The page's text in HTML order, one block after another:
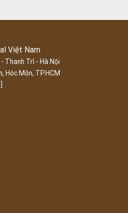
Việt Nam
Thanh Trì - Hà Nội
Hóc Môn, TP.HCM